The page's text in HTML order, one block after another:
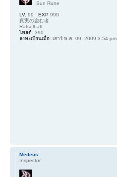
Sun Rune
LV. 99 EXP 999
真実の盗む者
Rätselhaft
โพสต์: 390
ลงทะเบียนเมื่อ: เสาร์ พ.ค. 09, 2009 3:54 pm
Medeus
Inspector